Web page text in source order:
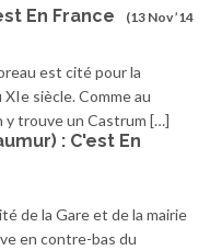
En France
(13 Nov ’14
est cité pour la
siècle. Comme au
y trouve un Castrum […]
: C'est En
de la Gare et de la mairie
en contre-bas du